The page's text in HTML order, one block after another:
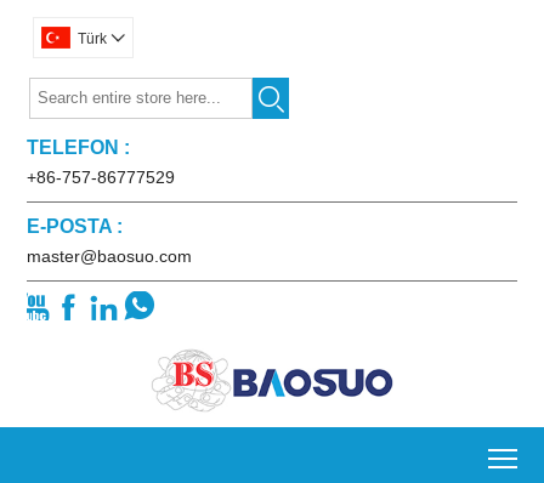
Türk 

TELEFON :
+86-757-86777529
E-POSTA :
master@baosuo.com
   